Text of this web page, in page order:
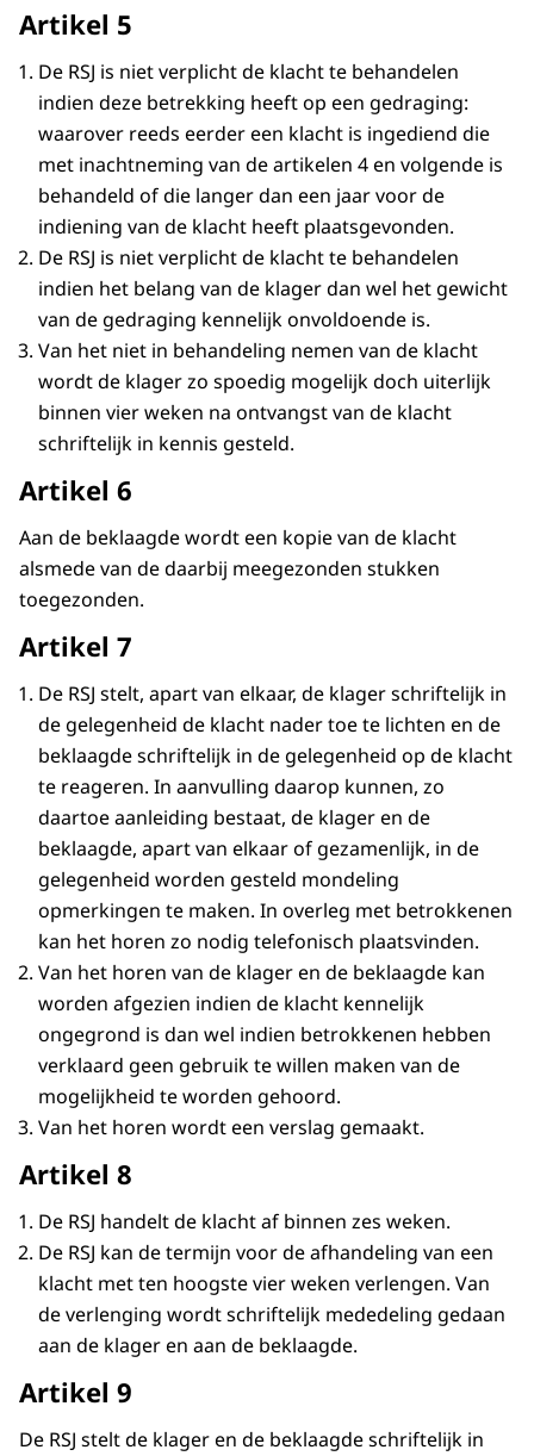
Artikel 5
De RSJ is niet verplicht de klacht te behandelen
indien deze betrekking heeft op een gedraging:
waarover reeds eerder een klacht is ingediend die
met inachtneming van de artikelen 4 en volgende is
behandeld of die langer dan een jaar voor de
indiening van de klacht heeft plaatsgevonden.
De RSJ is niet verplicht de klacht te behandelen
indien het belang van de klager dan wel het gewicht
van de gedraging kennelijk onvoldoende is.
Van het niet in behandeling nemen van de klacht
wordt de klager zo spoedig mogelijk doch uiterlijk
binnen vier weken na ontvangst van de klacht
schriftelijk in kennis gesteld.
Artikel 6
Aan de beklaagde wordt een kopie van de klacht
alsmede van de daarbij meegezonden stukken
toegezonden.
Artikel 7
De RSJ stelt, apart van elkaar, de klager schriftelijk in
de gelegenheid de klacht nader toe te lichten en de
beklaagde schriftelijk in de gelegenheid op de klacht
te reageren. In aanvulling daarop kunnen, zo
daartoe aanleiding bestaat, de klager en de
beklaagde, apart van elkaar of gezamenlijk, in de
gelegenheid worden gesteld mondeling
opmerkingen te maken. In overleg met betrokkenen
kan het horen zo nodig telefonisch plaatsvinden.
Van het horen van de klager en de beklaagde kan
worden afgezien indien de klacht kennelijk
ongegrond is dan wel indien betrokkenen hebben
verklaard geen gebruik te willen maken van de
mogelijkheid te worden gehoord.
Van het horen wordt een verslag gemaakt.
Artikel 8
De RSJ handelt de klacht af binnen zes weken.
De RSJ kan de termijn voor de afhandeling van een
klacht met ten hoogste vier weken verlengen. Van
de verlenging wordt schriftelijk mededeling gedaan
aan de klager en aan de beklaagde.
Artikel 9
De RSJ stelt de klager en de beklaagde schriftelijk in